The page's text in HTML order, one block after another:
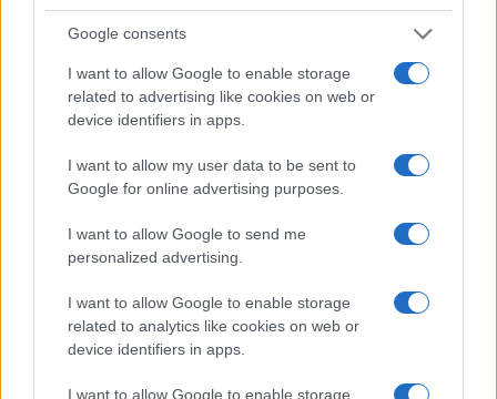
Google consents
I want to allow Google to enable storage
related to advertising like cookies on web or
device identifiers in apps.
I want to allow my user data to be sent to
Google for online advertising purposes.
I want to allow Google to send me
personalized advertising.
I want to allow Google to enable storage
related to analytics like cookies on web or
device identifiers in apps.
I want to allow Google to enable storage
Εθνική Νεανίδων
Αλέξης Γιαννούλιας:
Υποψήφιος Δήμαρχος στο
του Πανιώνιου
Evergood: Άγγιξε τα 300
του Jackaroo